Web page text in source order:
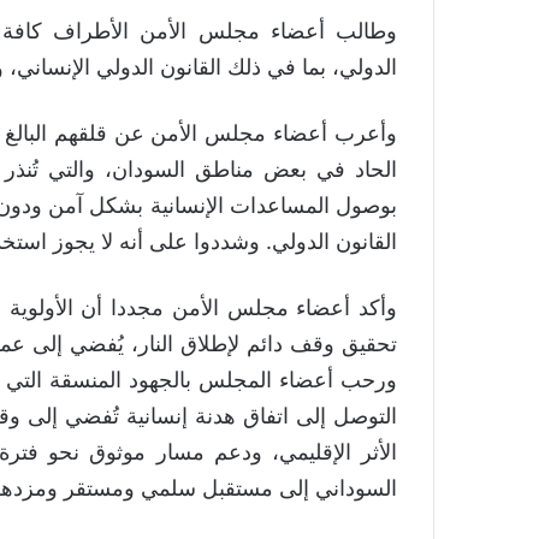
وطالب أعضاء مجلس الأمن الأطراف كافة
الدولي، بما في ذلك القانون الدولي
وأعرب أعضاء مجلس الأمن عن قلقهم البالغ
الحاد في بعض مناطق السودان، والتي تُنذر
بوصول المساعدات الإنسانية بشكل آمن ودون
القانون الدولي. وشددوا على أنه لا يجوز
وأكد أعضاء مجلس الأمن مجددا أن
تحقيق وقف دائم لإطلاق النار، يُفضي إلى
ورحب أعضاء المجلس بالجهود المنسقة التي
التوصل إلى اتفاق هدنة إنسانية تُفضي
الأثر الإقليمي، ودعم مسار موثوق نحو
السوداني إلى مستقبل سلمي ومستقر ومزدهر،